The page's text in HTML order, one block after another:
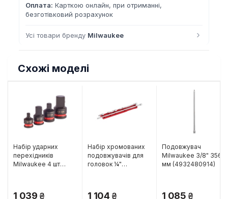
Оплата: Карткою онлайн, при отриманні,
безготівковий розрахунок
Усі товари бренду Milwaukee ›
Схожі моделі
Набір ударних
перехідників
Milwaukee 4 шт
1 039
Набір хромованих
подовжувачів для
головок ¼"
1 104
Подовжувач
Milwaukee 3/8" 356
мм (4932480914)
1 085